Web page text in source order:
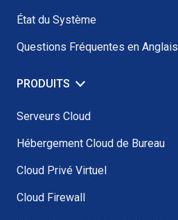
État du Système
Questions Fréquentes en Anglais
PRODUITS
Serveurs Cloud
Hébergement Cloud de Bureau
Cloud Privé Virtuel
Cloud Firewall